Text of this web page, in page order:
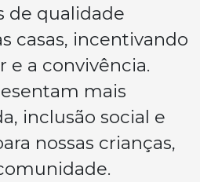
de qualidade
casas, incentivando
e a convivência.
mais
inclusão social e
nossas crianças,